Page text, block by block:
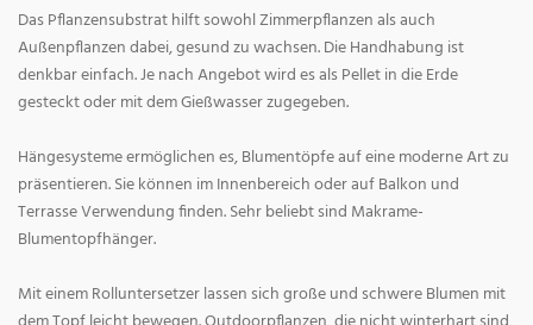
Das Pflanzensubstrat hilft sowohl Zimmerpflanzen als auch
Außenpflanzen dabei, gesund zu wachsen. Die Handhabung ist
denkbar einfach. Je nach Angebot wird es als Pellet in die Erde
gesteckt oder mit dem Gießwasser zugegeben.
Hängesysteme ermöglichen es, Blumentöpfe auf eine moderne Art zu
präsentieren. Sie können im Innenbereich oder auf Balkon und
Terrasse Verwendung finden. Sehr beliebt sind Makrame-
Blumentopfhänger.
Mit einem Rolluntersetzer lassen sich große und schwere Blumen mit